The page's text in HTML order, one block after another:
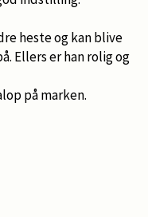
heste og kan blive
Ellers er han rolig og
på marken.